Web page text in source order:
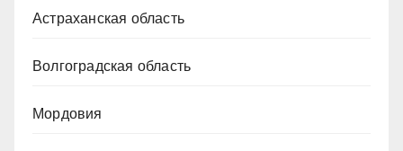
Астраханская область
Волгоградская область
Мордовия